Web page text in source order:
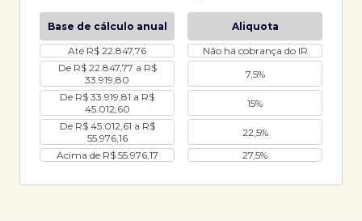
Base de cálculo anual
Aliquota
Até R$ 22.847,76
Não há cobrança do IR
De R$ 22.847,77 a R$
33.919,80
7,5%
De R$ 33.919,81 a R$
45.012,60
15%
De R$ 45.012,61 a R$
55.976,16
22,5%
Acima de R$ 55.976,17
27,5%